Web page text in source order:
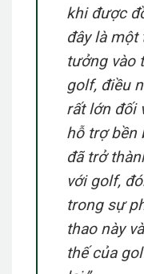
khi được
đây là
tưởng vào
golf, điều
rất lớn đối
hỗ trợ bền
đã trở
với golf,
trong sự
thao này
thế của